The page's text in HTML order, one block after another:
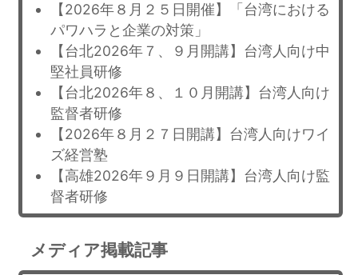
【2026年８月２５日開催】「台湾における
パワハラと企業の対策」
【台北2026年７、９月開講】台湾人向け中
堅社員研修
【台北2026年８、１０月開講】台湾人向け
監督者研修
【2026年８月２７日開講】台湾人向けワイ
ズ経営塾
【高雄2026年９月９日開講】台湾人向け監
督者研修
メディア掲載記事